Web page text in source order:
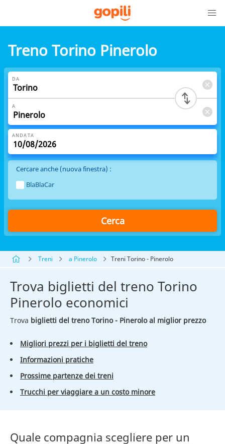
Treno Torino Pinerolo
DA
A
ANDATA
Cercare anche (nuova finestra) :
BlaBlaCar
Cerca
Treni a Pinerolo Treni Torino - Pinerolo
Trova biglietti del treno Torino
Pinerolo economici
Trova biglietti del treno Torino - Pinerolo al miglior prezzo
Migliori prezzi per i biglietti del treno
Informazioni pratiche
Prossime partenze dei treni
Trucchi per viaggiare a un costo minore
Quale compagnia scegliere per un